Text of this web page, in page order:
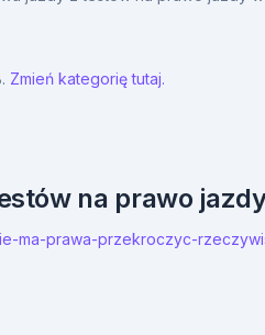
Zmień kategorię tutaj.
na prawo
ma-prawa-przekroczyc-